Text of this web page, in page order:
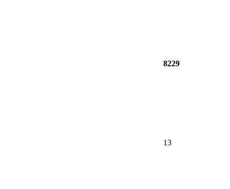
8229
13